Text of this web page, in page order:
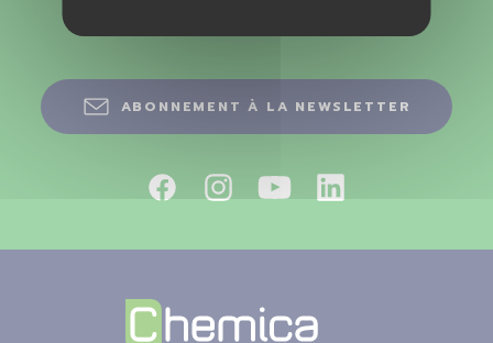
ABONNEMENT À LA NEWSLETTER